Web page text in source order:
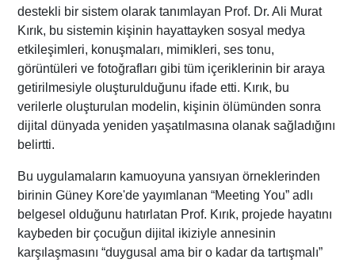
destekli bir sistem olarak tanımlayan Prof. Dr. Ali Murat
Kırık, bu sistemin kişinin hayattayken sosyal medya
etkileşimleri, konuşmaları, mimikleri, ses tonu,
görüntüleri ve fotoğrafları gibi tüm içeriklerinin bir araya
getirilmesiyle oluşturulduğunu ifade etti. Kırık, bu
verilerle oluşturulan modelin, kişinin ölümünden sonra
dijital dünyada yeniden yaşatılmasına olanak sağladığını
belirtti.
Bu uygulamaların kamuoyuna yansıyan örneklerinden
birinin Güney Kore'de yayımlanan “Meeting You” adlı
belgesel olduğunu hatırlatan Prof. Kırık, projede hayatını
kaybeden bir çocuğun dijital ikiziyle annesinin
karşılaşmasını “duygusal ama bir o kadar da tartışmalı”